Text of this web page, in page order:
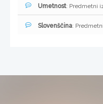
Umetnost: Predmetni
Slovenščina: